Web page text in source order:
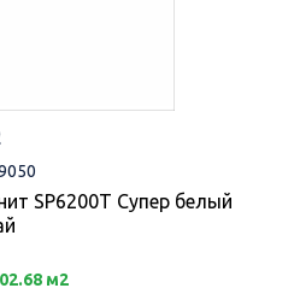
SP6200T Супер белый
м2